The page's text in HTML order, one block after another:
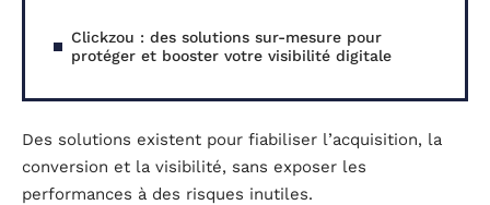
Clickzou : des solutions sur-mesure pour
protéger et booster votre visibilité digitale
Des solutions existent pour fiabiliser l’acquisition, la
conversion et la visibilité, sans exposer les
performances à des risques inutiles.